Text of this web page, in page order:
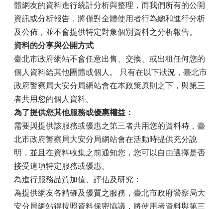
體網友的資料進行統計分析與整理，而我們所有的公開
資訊或分析報告，將僅對全體使用者行為總和進行分析
及公佈，並不會提供特定對象個別資料之分析報告。
資料的分享與公開方式
臺北市政府網站不會任意出售、交換、或出租任何您的
個人資料給其他團體或個人。 只有在以下狀況，臺北市
政府警察局大安分局網站會在本政策原則之下，與第三
者共用您的個人資料。
為了提供您其他服務或優惠權益：
需要與提供該服務或優惠之第三者共用您的資料時，臺
北市政府警察局大安分局網站會在活動時提供充分說
明，並且在資料收集之前通知您，您可以自由選擇是否
接受這項特定服務或優惠。
為進行服務品質加值、評估及研究：
為提供網友各精確及優質之服務，臺北市政府警察局大
安分局網站得按照資料保密協議，將使用者資料與第三